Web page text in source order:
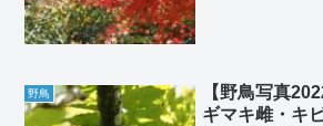
野鳥
【野鳥写真
ギマキ雌・キ